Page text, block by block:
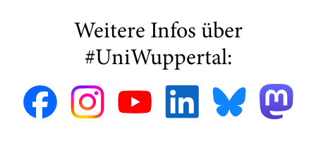
Weitere Infos über
#UniWuppertal: